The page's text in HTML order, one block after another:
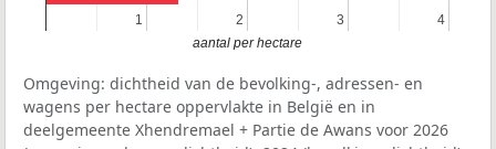
1
1 2
2 3
3 4
4
aantal per hectare
Omgeving: dichtheid van de bevolking-, adressen- en
wagens per hectare oppervlakte in België en in
deelgemeente Xhendremael + Partie de Awans voor 2026